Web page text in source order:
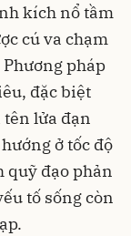
kích nổ tầm
cú va chạm
pháp
đặc biệt
lửa đạn
ở tốc độ
quỹ đạo phản
tố sống còn